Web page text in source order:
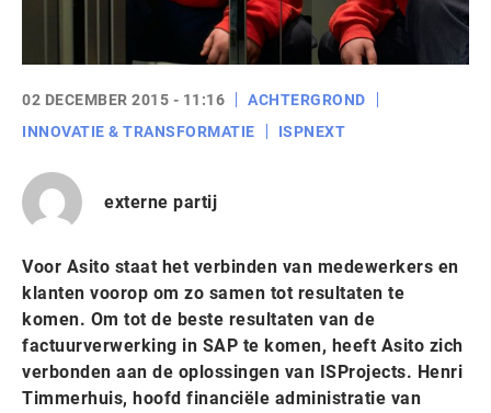
02 DECEMBER 2015 - 11:16
ACHTERGROND
INNOVATIE & TRANSFORMATIE
ISPNEXT
externe partij
Voor Asito staat het verbinden van medewerkers en
klanten voorop om zo samen tot resultaten te
komen. Om tot de beste resultaten van de
factuurverwerking in SAP te komen, heeft Asito zich
verbonden aan de oplossingen van ISProjects. Henri
Timmerhuis, hoofd financiële administratie van